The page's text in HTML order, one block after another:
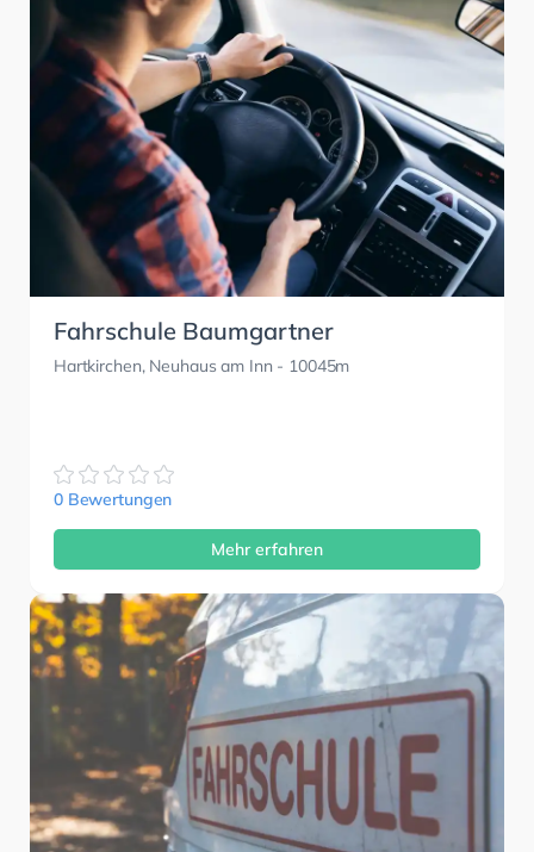
Fahrschule Baumgartner
Hartkirchen, Neuhaus am Inn - 10045m
0 Bewertungen
Mehr erfahren